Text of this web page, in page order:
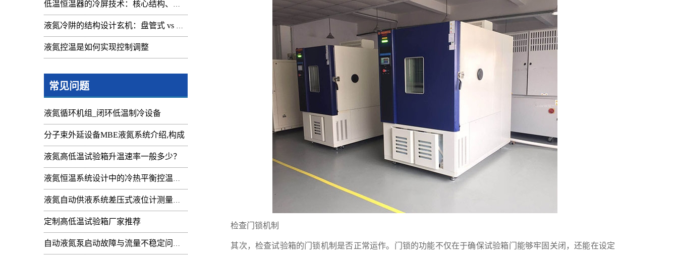
低温恒温器的冷屏技术：核心结构、功能与设计解析
液氮冷阱的结构设计玄机：盘管式 vs 腔体式，哪种捕集效率更高
液氮控温是如何实现控制调整
常见问题
液氮循环机组_闭环低温制冷设备
分子束外延设备MBE液氮系统介绍,构成
液氮高低温试验箱升温速率一般多少？
液氮恒温系统设计中的冷热平衡控温难点
液氮自动供液系统差压式液位计测量值周期性
定制高低温试验箱厂家推荐
自动液氮泵启动故障与流量不稳定问题：技术排查
检查门锁机制
其次，检查试验箱的门锁机制是否正常运作。门锁的功能不仅在于确保试验箱门能够牢固关闭，还能在设定